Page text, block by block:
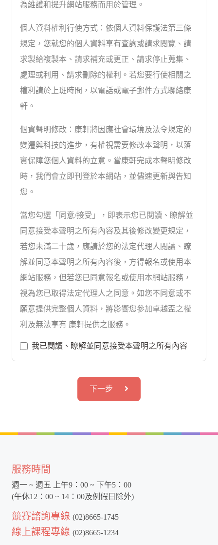
為維護和提升網站服務而用於管理。
個人資料權利行使方式：依個人資料保護法第三條
規定，您就您的個人資料享有查詢或請求閱覽、請
求製給複製本、請求補充或更正、請求停止蒐集、
處理或利用、請求刪除的權利。若您要行使相關之
權利請於上班時間，以電話或電子郵件方式聯絡康
軒。
個資聲明修改：康軒將因應社會環境及法令規定的
變遷與科技的進步，有權視需要修改本聲明，以落
實保障您個人資料的立意。當康軒完成本聲明修改
時，我們會立即刊登於本網站，並儘速更新與告知
您。
當您勾選「同意/接受」，即表示您已閱讀、瞭解並
同意接受本聲明之所有內容及其後修改變更規定，
若您未滿二十歲，應請於您的法定代理人閱讀、瞭
解並同意本聲明之所有內容後，方得報名或使用本
網站服務，但若您已同意報名或使用本網站服務，
視為您已取得法定代理人之同意。如您不同意或不
願意提供完整個人資料，將影響您參加卓越盃之權
利及無法享有 康軒提供之服務。
我已閱讀、瞭解並同意接受本聲明之所有內容
下一步
服務時間
週一 ~ 週五 上午9：00 ~ 下午5：00
(午休12：00 ~ 14：00及例假日除外)
競賽諮詢專線 (02)8665-1745
線上課程專線 (02)8665-1234